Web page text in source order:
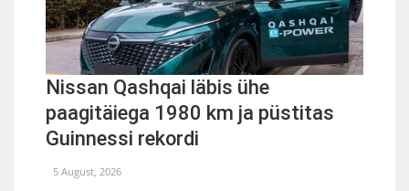
Nissan Qashqai läbis ühe
paagitäiega 1980 km ja püstitas
Guinnessi rekordi
5 August, 2026